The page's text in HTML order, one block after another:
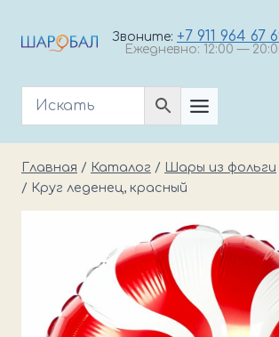
Звоните: +7 911 964 67
Ежедневно: 12:00 —
Главная / Каталог / Шары из фольги
/ Круг леденец, красный